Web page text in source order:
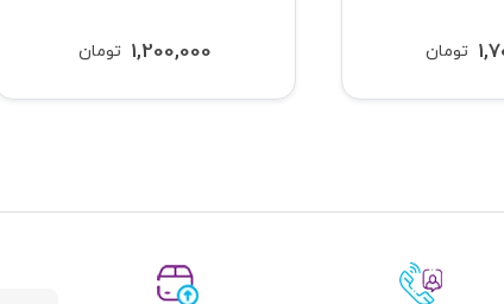
تومان 1,200,000 تومان